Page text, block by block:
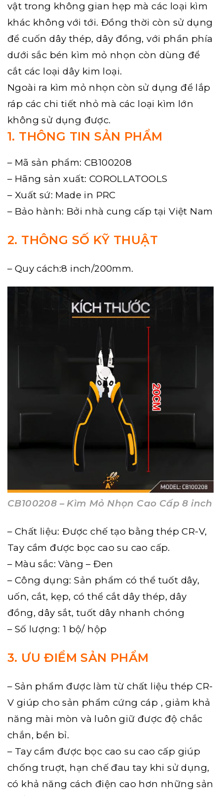
vật trong không gian hẹp mà các loại kìm
khác không với tới. Đồng thời còn sử dụng
để cuốn dây thép, dây đồng, với phần phía
dưới sắc bén kìm mỏ nhọn còn dùng để
cắt các loại dây kim loại.
Ngoài ra kìm mỏ nhọn còn sử dụng để lắp
ráp các chi tiết nhỏ mà các loại kìm lớn
không sử dụng được.
1. THÔNG TIN SẢN PHẨM
– Mã sản phẩm: CB100208
– Hãng sản xuất: COROLLATOOLS
– Xuất sứ: Made in PRC
– Bảo hành: Bởi nhà cung cấp tại Việt Nam
2. THÔNG SỐ KỸ THUẬT
– Quy cách:8 inch/200mm.
CB100208 – Kìm Mỏ Nhọn Cao Cấp 8 inch
– Chất liệu: Được chế tạo bằng thép CR-V,
Tay cầm được bọc cao su cao cấp.
– Màu sắc: Vàng – Đen
– Công dụng: Sản phẩm có thể tuốt dây,
uốn, cắt, kẹp, có thể cắt dây thép, dây
đồng, dây sắt, tuốt dây nhanh chóng
– Số lượng: 1 bộ/ hộp
3. ƯU ĐIỂM SẢN PHẨM
– Sản phẩm được làm từ chất liệu thép CR-
V giúp cho sản phẩm cứng cáp , giảm khả
năng mài mòn và luôn giữ được độ chắc
chắn, bền bỉ.
– Tay cầm được bọc cao su cao cấp giúp
chống truợt, hạn chế đau tay khi sử dụng,
có khả năng cách điện cao hơn những sản